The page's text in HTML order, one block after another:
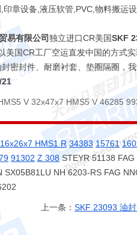
印章设备,液压软管,PVC,物料搬运
易有限公司独立进口CR美国SKF
美国CR工厂空运直发中国的方式实
密封件、耐磨衬套、垫圈隔圈，
21
V 32x47x7 HMS5 V 46285
16x26x7 HMS1 R 34383 15761
91302 Z 308 STEYR 51138
SX05B81LU NH 6203-RS FAG
上一条： SKF 23093 油